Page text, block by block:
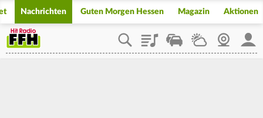
Nachrichten Guten Morgen Hessen Magazin Aktionen
PlaylistStaupilotWetterWebcam